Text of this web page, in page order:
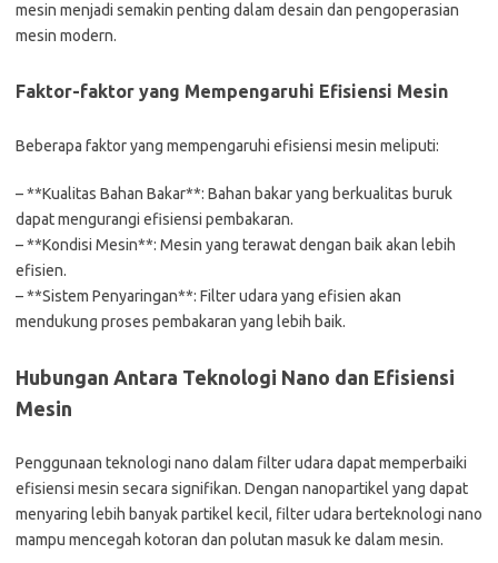
mesin menjadi semakin penting dalam desain dan pengoperasian
mesin modern.
Faktor-faktor yang Mempengaruhi Efisiensi Mesin
Beberapa faktor yang mempengaruhi efisiensi mesin meliputi:
– **Kualitas Bahan Bakar**: Bahan bakar yang berkualitas buruk
dapat mengurangi efisiensi pembakaran.
– **Kondisi Mesin**: Mesin yang terawat dengan baik akan lebih
efisien.
– **Sistem Penyaringan**: Filter udara yang efisien akan
mendukung proses pembakaran yang lebih baik.
Hubungan Antara Teknologi Nano dan Efisiensi
Mesin
Penggunaan teknologi nano dalam filter udara dapat memperbaiki
efisiensi mesin secara signifikan. Dengan nanopartikel yang dapat
menyaring lebih banyak partikel kecil, filter udara berteknologi nano
mampu mencegah kotoran dan polutan masuk ke dalam mesin.